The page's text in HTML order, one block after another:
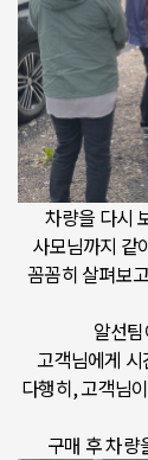
차량을 다시
사모님까지 같
꼼꼼히 살펴보
알선
고객님에게
다행히, 고객님
구매 후 차량